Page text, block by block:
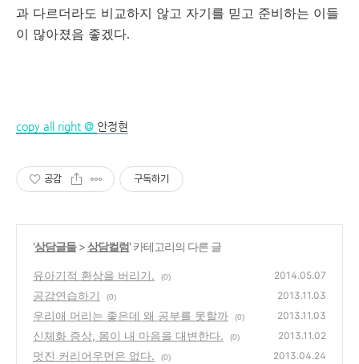
과 다르더라도 비교하지 않고 자기를 믿고 준비하는 이들
이 많아졌음 좋겠다.
copy all right @ 안정현
공감 구독하기
'상담글들>상담컬럼' 카테고리의 다른 글
유아기적 환상을 버리기. (0) 2014.05.07
공감연습하기 (0) 2013.11.03
우리애 머리는 좋은데 왜 공부를 못할까 (0) 2013.11.03
신체화 증상, 몸이 내 마음을 대변한다. (0) 2013.11.02
멋진 커리어우먼은 없다. (0) 2013.04.24